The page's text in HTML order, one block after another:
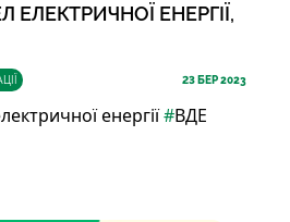
23БЕР 2023
ЕНЕРГІЇ,
енергії#ВДЕ